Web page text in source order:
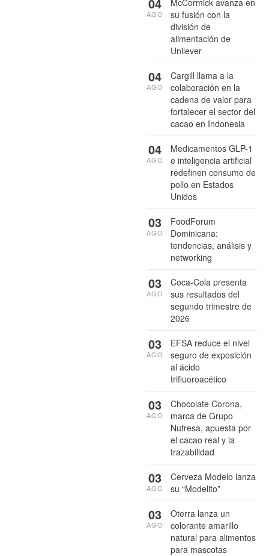
su fusión con la
división de
alimentación de
Unilever
AGO
Cargill llama a la
colaboración en la
cadena de valor para
fortalecer el sector del
cacao en Indonesia
04
AGO
Medicamentos GLP-1
e inteligencia artificial
redefinen consumo de
pollo en Estados
Unidos
04
AGO
FoodForum
Dominicana:
tendencias, análisis y
networking
03
AGO
Coca-Cola presenta
sus resultados del
segundo trimestre de
2026
03
AGO
EFSA reduce el nivel
seguro de exposición
al ácido
trifluoroacético
03
AGO
Chocolate Corona,
marca de Grupo
Nutresa, apuesta por
el cacao real y la
trazabilidad
03
AGO
Cerveza Modelo lanza
su “Modelito”
03
AGO
Oterra lanza un
colorante amarillo
natural para alimentos
para mascotas
03
AGO